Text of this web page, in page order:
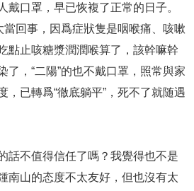
戴口罩，早已恢複了正常的日子。
當回事，因爲症狀隻是咽喉痛、咳嗽
點止咳糖漿潤潤喉算了，該幹嘛幹
了，“二陽”的也不戴口罩，照常與家
，已轉爲“徹底躺平”，死不了就随遇
話不值得信任了嗎？我覺得也不是
南山的态度不太友好，但也沒有太